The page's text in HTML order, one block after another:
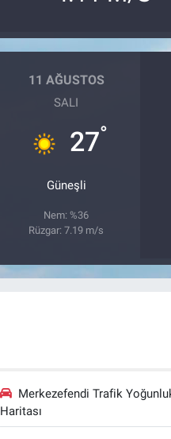
11 AĞUSTOS
SALI
27°
Güneşli
Nem: %36
Rüzgar: 7.19 m/s
Merkezefendi Trafik
Haritası